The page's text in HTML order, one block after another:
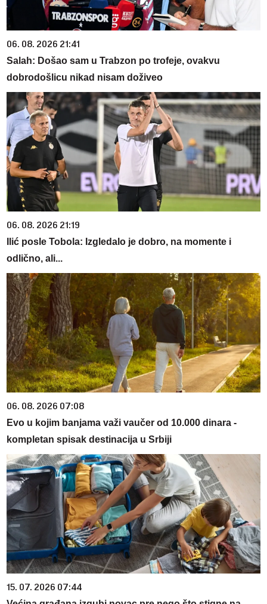
06. 08. 2026 21:41
Salah: Došao sam u Trabzon po trofeje, ovakvu
dobrodošlicu nikad nisam doživeo
06. 08. 2026 21:19
Ilić posle Tobola: Izgledalo je dobro, na momente i
odlično, ali...
06. 08. 2026 07:08
Evo u kojim banjama važi vaučer od 10.000 dinara -
kompletan spisak destinacija u Srbiji
15. 07. 2026 07:44